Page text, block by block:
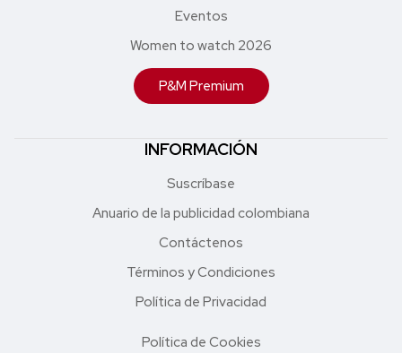
Eventos
Women to watch 2026
P&M Premium
INFORMACIÓN
Suscríbase
Anuario de la publicidad colombiana
Contáctenos
Términos y Condiciones
Política de Privacidad
Política de Cookies